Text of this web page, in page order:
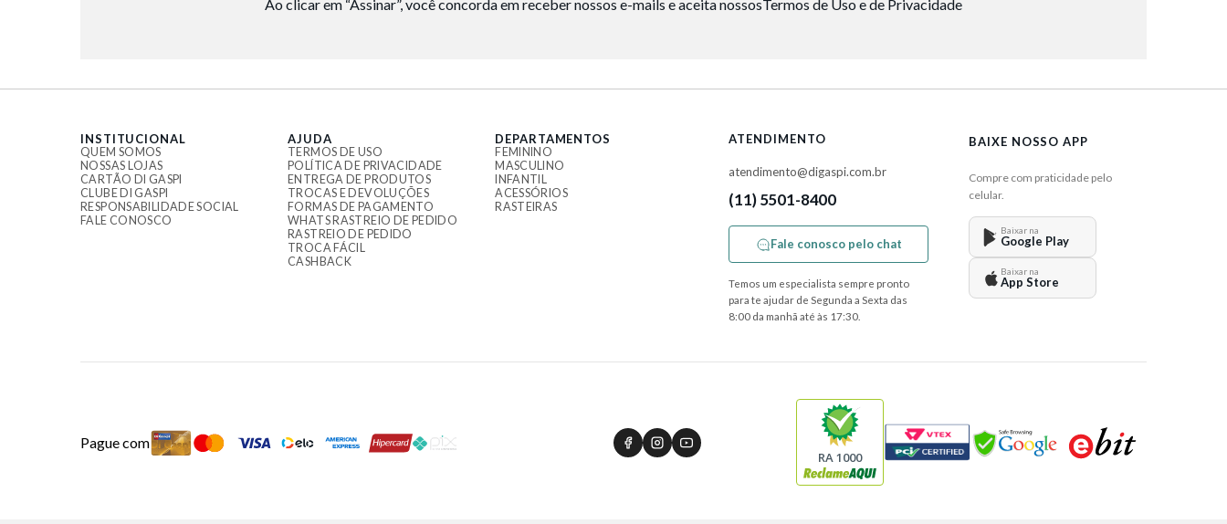
Ao clicar em “Assinar”, você concorda em receber nossos e-mails e aceita nossosTermos de Uso e de Privacidade
INSTITUCIONAL
QUEM SOMOS
NOSSAS LOJAS
CARTÃO DI GASPI
CLUBE DI GASPI
RESPONSABILIDADE SOCIAL
FALE CONOSCO
AJUDA
TERMOS DE USO
POLÍTICA DE PRIVACIDADE
ENTREGA DE PRODUTOS
TROCAS E DEVOLUÇÕES
FORMAS DE PAGAMENTO
WHATS RASTREIO DE PEDIDO
RASTREIO DE PEDIDO
TROCA FÁCIL
CASHBACK
DEPARTAMENTOS
FEMININO
MASCULINO
INFANTIL
ACESSÓRIOS
RASTEIRAS
ATENDIMENTO
atendimento@digaspi.com.br
(11) 5501-8400
Fale conosco pelo chat
Temos um especialista sempre pronto
para te ajudar de Segunda a Sexta das
8:00 da manhã até às 17:30.
BAIXE NOSSO APP
Compre com praticidade pelo
celular.
Baixar na
Google Play
Baixar na
App Store
Pague com
RA 1000